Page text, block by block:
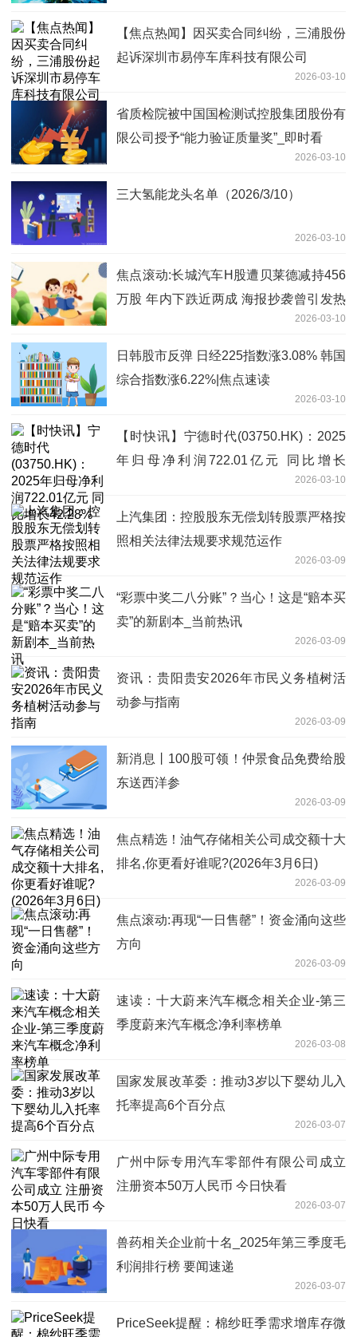
【焦点热闻】因买卖合同纠纷，三浦股份
起诉深圳市易停车库科技有限公司
2026-03-10
省质检院被中国国检测试控股集团股份有
限公司授予“能力验证质量奖”_即时看
2026-03-10
三大氢能龙头名单（2026/3/10）
2026-03-10
焦点滚动:长城汽车H股遭贝莱德减持456
万股 年内下跌近两成 海报抄袭曾引发热
2026-03-10
日韩股市反弹 日经225指数涨3.08% 韩国
综合指数涨6.22%|焦点速读
2026-03-10
【时快讯】宁德时代(03750.HK)：2025
年归母净利润722.01亿元 同比增长
2026-03-10
上汽集团：控股股东无偿划转股票严格按
照相关法律法规要求规范运作
2026-03-09
“彩票中奖二八分账”？当心！这是“赔本买
卖”的新剧本_当前热讯
2026-03-09
资讯：​贵阳贵安2026年市民义务植树活
动参与指南
2026-03-09
新消息丨100股可领！仲景食品免费给股
东送西洋参
2026-03-09
焦点精选！油气存储相关公司成交额十大
排名,你更看好谁呢?(2026年3月6日)
2026-03-09
焦点滚动:再现“一日售罄”！资金涌向这些
方向
2026-03-09
速读：十大蔚来汽车概念相关企业-第三
季度蔚来汽车概念净利率榜单
2026-03-08
国家发展改革委：推动3岁以下婴幼儿入
托率提高6个百分点
2026-03-07
广州中际专用汽车零部件有限公司成立
注册资本50万人民币 今日快看
2026-03-07
兽药相关企业前十名_2025年第三季度毛
利润排行榜 要闻速递
2026-03-07
PriceSeek提醒：棉纱旺季需求增库存微